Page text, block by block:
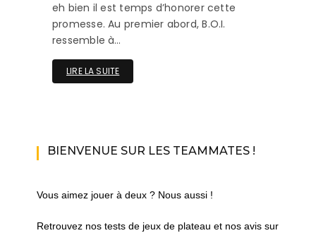
eh bien il est temps d’honorer cette
promesse. Au premier abord, B.O.I.
ressemble à…
LIRE LA SUITE
BIENVENUE SUR LES TEAMMATES !
Vous aimez jouer à deux ? Nous aussi !
Retrouvez nos tests de jeux de plateau et nos avis sur